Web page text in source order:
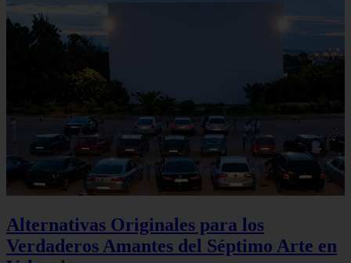
Alternativas Originales para los
Verdaderos Amantes del Séptimo Arte en